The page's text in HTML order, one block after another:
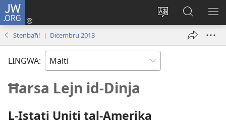
JW.ORG
Biddel
lingwa
Illoggja
(opens
Fittex
f’JW.ORG
Stenbaħ! | Diċembru 2013
LINGWA:
Ħarsa Lejn id-Dinja
L-​Istati Uniti tal-​Amerika